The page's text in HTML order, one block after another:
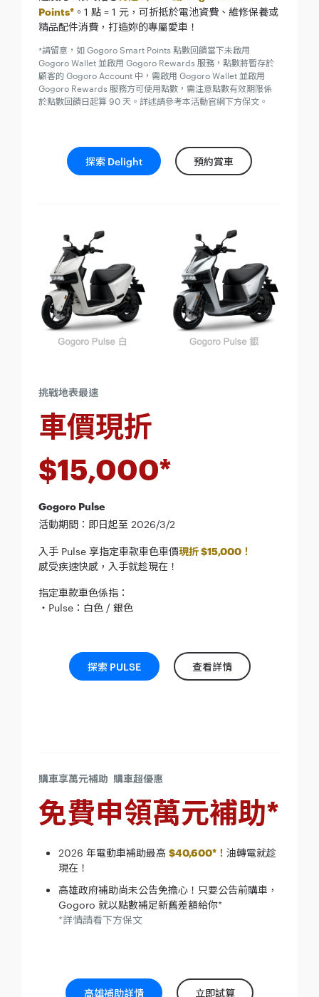
Points* 。1 點 = 1 元，可折抵於電池資費、維修保養或
精品配件消費，打造妳的專屬愛車！
*請留意，如 Gogoro Smart Points 點數回饋當下未啟用
Gogoro Wallet 並啟用 Gogoro Rewards 服務，點數將暫存於
顧客的 Gogoro Account 中，需啟用 Gogoro Wallet 並啟用
Gogoro Rewards 服務方可使用點數，需注意點數有效期限係
於點數回饋日起算 90 天。詳述請參考本活動官網下方保文。
探索 Delight 預約賞車
挑戰地表最速
車價現折
$15,000*
Gogoro Pulse
活動期間：即日起至 2026/3/2
入手 Pulse 享指定車款車色車價現折 $15,000！
感受疾速快感，入手就趁現在！
指定車款車色係指：
・Pulse：白色 / 銀色
探索 PULSE 查看詳情
購車享萬元補助 購車超優惠
免費申領萬元補助*
2026 年電動車補助最高 $40,600*！ 油轉電就趁
現在！
高雄政府補助尚未公告免擔心！只要公告前購車，
Gogoro 就以點數補足新舊差額給你*
*詳情請看下方保文
高雄補助詳情 立即試算